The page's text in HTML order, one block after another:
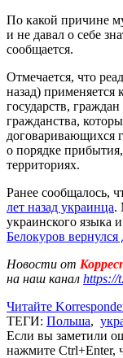
По какой причине
и не давал о себе
сообщается.
Отмечается, что
назад)
государств,
гражданства,
договаривающихся
о порядке
территориях.
Ранее сообщалось,
лет назад украинца.
украинского языка
Белокуров вернулся
Новости от
на наш канал https://
Читайте
ТЕГИ: Польша,
Если вы заметили
нажмите Ctrl+Enter,